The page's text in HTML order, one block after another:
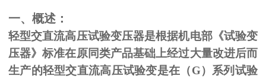
一、概述：
轻型交直流高压试验变压器是根据机电部《试验变
压器》标准在原同类产品基础上经过大量改进后而
生产的轻型交直流高压试验变是在（G）系列试验